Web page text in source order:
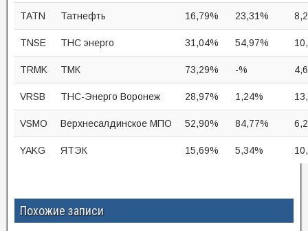
TATN Татнефть 16,79% 23,31%
TNSE ТНС энерго 31,04% 54,97%
TRMK ТМК 73,29% -%
VRSB ТНС-Энерго Воронеж 28,97% 1,24%
VSMO Верхнесалдинское МПО 52,90% 84,77%
YAKG ЯТЭК 15,69% 5,34%
Похожие записи